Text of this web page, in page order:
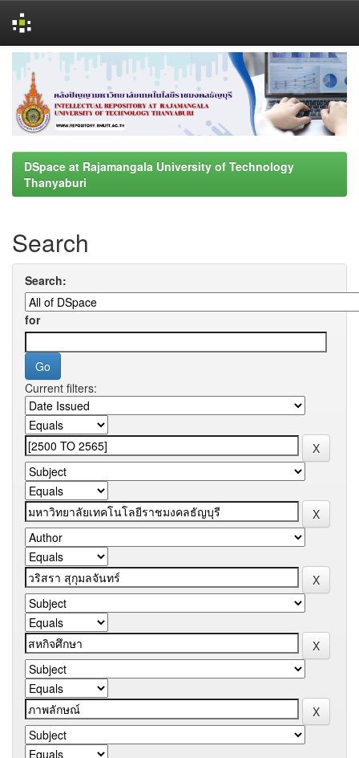
navigation
DSpace at Rajamangala University of Technology
Thanyaburi
Search
Search:
for
Current filters: